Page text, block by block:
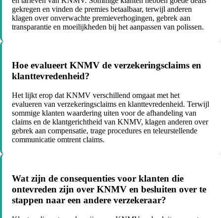
gekregen en vinden de premies betaalbaar, terwijl anderen
klagen over onverwachte premieverhogingen, gebrek aan
transparantie en moeilijkheden bij het aanpassen van polissen.
Hoe evalueert KNMV de verzekeringsclaims en
klanttevredenheid?
Het lijkt erop dat KNMV verschillend omgaat met het
evalueren van verzekeringsclaims en klanttevredenheid. Terwijl
sommige klanten waardering uiten voor de afhandeling van
claims en de klantgerichtheid van KNMV, klagen anderen over
gebrek aan compensatie, trage procedures en teleurstellende
communicatie omtrent claims.
Wat zijn de consequenties voor klanten die
ontevreden zijn over KNMV en besluiten over te
stappen naar een andere verzekeraar?